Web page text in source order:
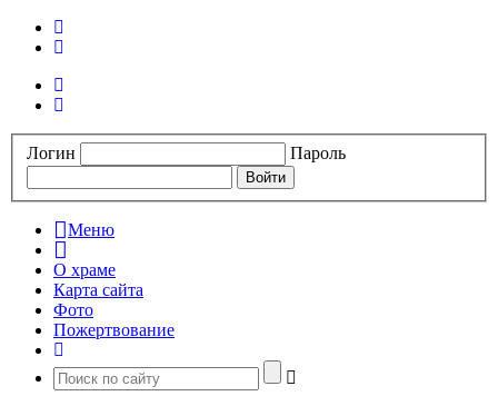
Логин Пароль
Меню
О храме
Карта сайта
Фото
Пожертвование